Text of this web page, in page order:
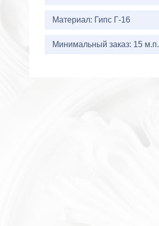
Материал: Гипс Г-16
Минимальный заказ: 15 м.п.